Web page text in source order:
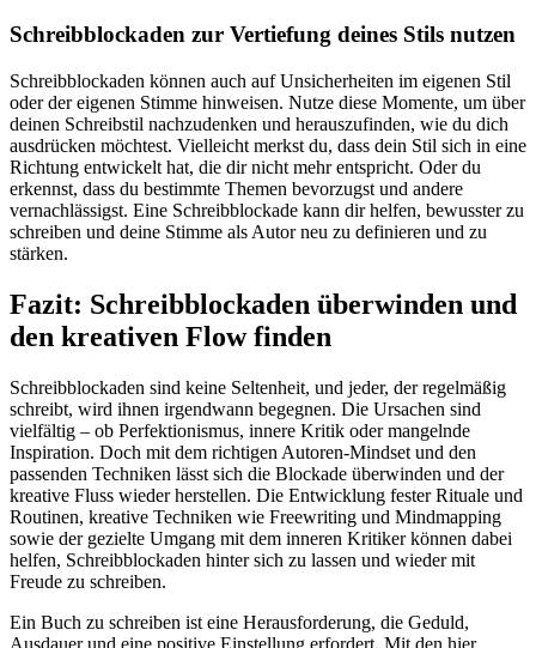
Schreibblockaden zur Vertiefung deines Stils nutzen
Schreibblockaden können auch auf Unsicherheiten im eigenen Stil
oder der eigenen Stimme hinweisen. Nutze diese Momente, um über
deinen Schreibstil nachzudenken und herauszufinden, wie du dich
ausdrücken möchtest. Vielleicht merkst du, dass dein Stil sich in eine
Richtung entwickelt hat, die dir nicht mehr entspricht. Oder du
erkennst, dass du bestimmte Themen bevorzugst und andere
vernachlässigst. Eine Schreibblockade kann dir helfen, bewusster zu
schreiben und deine Stimme als Autor neu zu definieren und zu
stärken.
Fazit: Schreibblockaden überwinden und
den kreativen Flow finden
Schreibblockaden sind keine Seltenheit, und jeder, der regelmäßig
schreibt, wird ihnen irgendwann begegnen. Die Ursachen sind
vielfältig – ob Perfektionismus, innere Kritik oder mangelnde
Inspiration. Doch mit dem richtigen Autoren-Mindset und den
passenden Techniken lässt sich die Blockade überwinden und der
kreative Fluss wieder herstellen. Die Entwicklung fester Rituale und
Routinen, kreative Techniken wie Freewriting und Mindmapping
sowie der gezielte Umgang mit dem inneren Kritiker können dabei
helfen, Schreibblockaden hinter sich zu lassen und wieder mit
Freude zu schreiben.
Ein Buch zu schreiben ist eine Herausforderung, die Geduld,
Ausdauer und eine positive Einstellung erfordert. Mit den hier